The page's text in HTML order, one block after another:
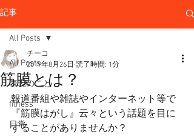
記事
All Posts
表現のこと
fitness
日常
All Posts
筋膜とは？
チーコ
2019年8月26日 読了時間: 1分
報道番組や雑誌やインターネット等で
『筋膜はがし』云々という話題を目に
することがありませんか？